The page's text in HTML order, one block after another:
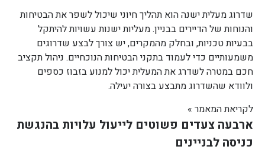
שדרוג מעלית ישנה הוא תהליך חיוני שיכול לשפר את הבטיחות
והנוחות של הדיירים בבניין. מעליות ישנות עשויות להיתקל
בבעיות טכניות, ובחלק מהמקרים, יש צורך לבצע שדרוגים
משמעותיים כדי לעמוד בתקני הבטיחות הנוכחיים. ניהול תקציב
חכם במטרה לשדרג את המעלית יכול למנוע בזבוז כספים
ולוודא שהשדרוג מתבצע בצורה יעילה.
לקריאת המאמר »
ארבעה צעדים פשוטים לייעול עלויות בהנגשת
כניסה לבניינים